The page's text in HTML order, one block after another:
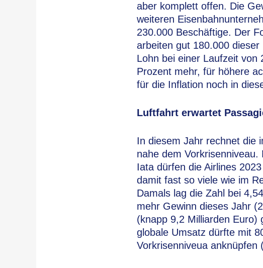
aber komplett offen. Die
weiteren
230.000 Beschäftige. Der
arbeiten gut 180.000
Lohn bei einer Laufzeit von
Prozent mehr, für höhere
für die Inflation noch in
Luftfahrt erwartet
In diesem Jahr rechnet die
nahe dem
Iata dürfen die Airlines
damit fast so viele wie im
Damals lag die Zahl bei
mehr Gewinn dieses Jahr
(knapp 9,2 Milliarden Euro)
globale Umsatz dürfte mit
Vorkrisenniveua anknüpfen